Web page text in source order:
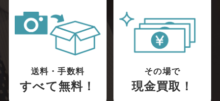
送料・手数料
すべて無料！
その場で
現金買取！